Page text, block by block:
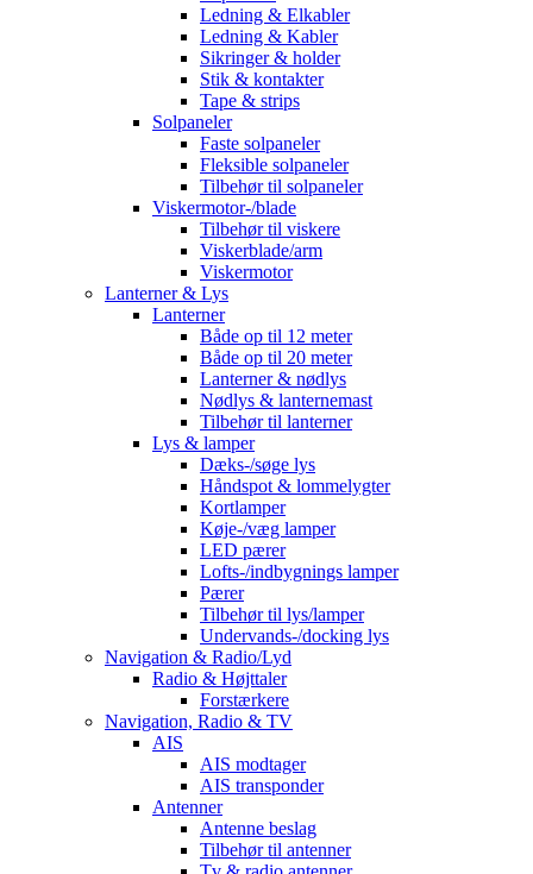
Ledning & Elkabler
Ledning & Kabler
Sikringer & holder
Stik & kontakter
Tape & strips
Solpaneler
Faste solpaneler
Fleksible solpaneler
Tilbehør til solpaneler
Viskermotor-/blade
Tilbehør til viskere
Viskerblade/arm
Viskermotor
Lanterner & Lys
Lanterner
Både op til 12 meter
Både op til 20 meter
Lanterner & nødlys
Nødlys & lanternemast
Tilbehør til lanterner
Lys & lamper
Dæks-/søge lys
Håndspot & lommelygter
Kortlamper
Køje-/væg lamper
LED pærer
Lofts-/indbygnings lamper
Pærer
Tilbehør til lys/lamper
Undervands-/docking lys
Navigation & Radio/Lyd
Radio & Højttaler
Forstærkere
Navigation, Radio & TV
AIS
AIS modtager
AIS transponder
Antenner
Antenne beslag
Tilbehør til antenner